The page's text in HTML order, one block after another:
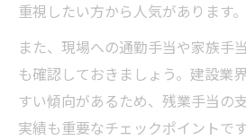
重視したい方から人気があります。
また、現場への通勤手当や家族手
も確認しておきましょう。建設業
すい傾向があるため、残業手当の
実績も重要なチェックポイントで